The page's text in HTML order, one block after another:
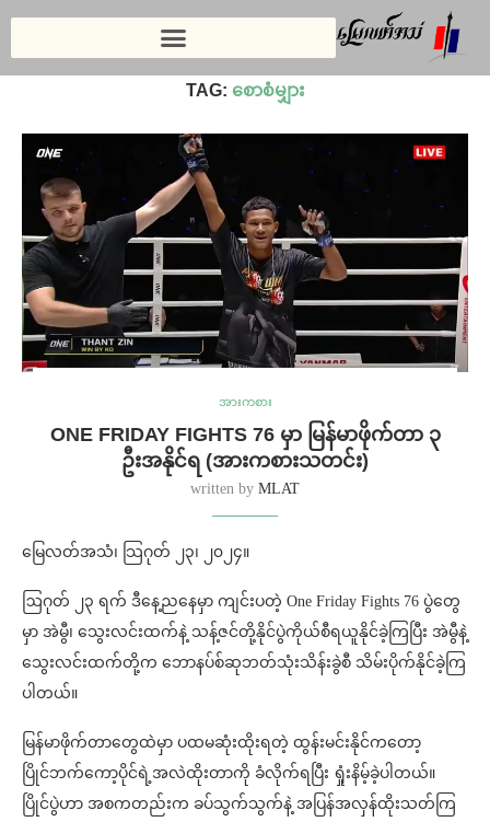
TAG: စောစံမျှား
အားကစား
ONE FRIDAY FIGHTS 76 မှာ မြန်မာဖိုက်တာ ၃
ဦးအနိုင်ရ (အားကစားသတင်း)
written by MLAT
မြေလတ်အသံ၊ သြဂုတ် ၂၃၊ ၂၀၂၄။
ဩဂုတ် ၂၃ ရက် ဒီနေ့ညနေမှာ ကျင်းပတဲ့ One Friday Fights 76 ပွဲတွေ
မှာ အဲမွီ၊ သွေးလင်းထက်နဲ့ သန့်ဇင်တို့နိုင်ပွဲကိုယ်စီရယူနိုင်ခဲ့ကြပြီး အဲမွီနဲ့
သွေးလင်းထက်တို့က ဘောနပ်စ်ဆုဘတ်သုံးသိန်းခွဲစီ သိမ်းပိုက်နိုင်ခဲ့ကြ
ပါတယ်။
မြန်မာဖိုက်တာတွေထဲမှာ ပထမဆုံးထိုးရတဲ့ ထွန်းမင်းနိုင်ကတော့
ပြိုင်ဘက်ကော့ပိုင်ရဲ့အလဲထိုးတာကို ခံလိုက်ရပြီး ရှုံးနိမ့်ခဲ့ပါတယ်။
ပြိုင်ပွဲဟာ အစကတည်းက ခပ်သွက်သွက်နဲ့ အပြန်အလှန်ထိုးသတ်ကြ